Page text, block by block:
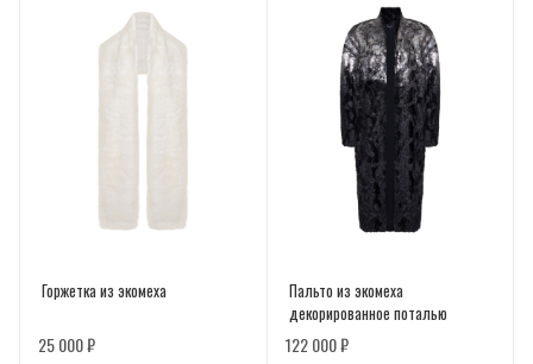
Горжетка из экомеха
25 000 ₽
Пальто из экомеха
декорированное поталью
122 000 ₽